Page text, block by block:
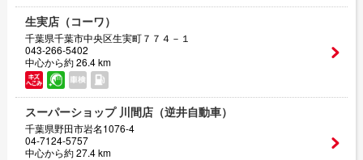
生実店（コーワ）
千葉県千葉市中央区生実町７７４－１
043-266-5402
中心から約 26.4 km
スーパーショップ 川間店（逆井自動車）
千葉県野田市岩名1076-4
04-7124-5757
中心から約 27.4 km